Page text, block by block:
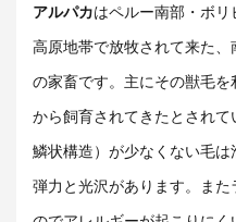
アルパカはペルー南部・ボ
高原地帯で放牧されて来た
の家畜です。主にその獣毛
から飼育されてきたとされて
鱗状構造）が少なくない毛は
弾力と光沢があります。ま